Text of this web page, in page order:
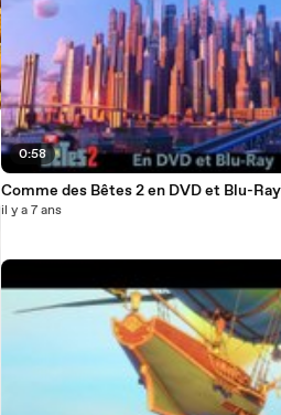
0:58
Comme des Bêtes 2 en DVD et Blu-
il y a 7 ans